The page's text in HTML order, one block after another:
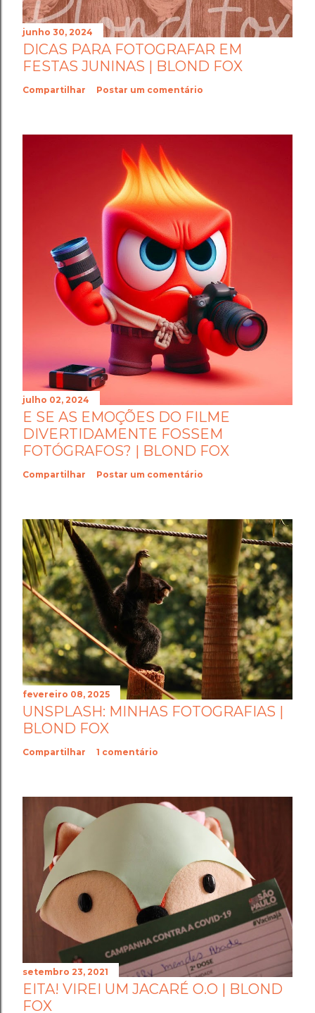
junho 30, 2024
DICAS PARA FOTOGRAFAR EM
FESTAS JUNINAS | BLOND FOX
Compartilhar Postar um comentário
julho 02, 2024
E SE AS EMOÇÕES DO FILME
DIVERTIDAMENTE FOSSEM
FOTÓGRAFOS? | BLOND FOX
Compartilhar Postar um comentário
fevereiro 08, 2025
UNSPLASH: MINHAS FOTOGRAFIAS |
BLOND FOX
Compartilhar 1 comentário
setembro 23, 2021
EITA! VIREI UM JACARÉ O.O | BLOND
FOX